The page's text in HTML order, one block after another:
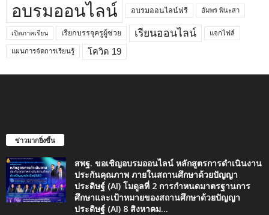
อบรมออนไลน์ อบรมออนไลน์ฟรี อัมพร พินะสา
เปิดภาคเรียน เรียกบรรจุครูผู้ช่วย เรียนออนไลน์ แจกไฟล์
แผนการจัดการเรียนรู้ โควิด 19
ข่าวมากยิ่งขึ้น
สพฐ. ขอเชิญอบรมออนไลน์ หลักสูตรการดำเนินงาน
ประกันคุณภาพ ภายในสถานศึกษาด้วยปัญญา
ประดิษฐ์ (AI) โมดูลที่ 2 การกำหนดมาตรฐานการ
ศึกษาและเป้าหมายของสถานศึกษาด้วยปัญญา
ประดิษฐ์ (AI) 8 สิงหาคม...